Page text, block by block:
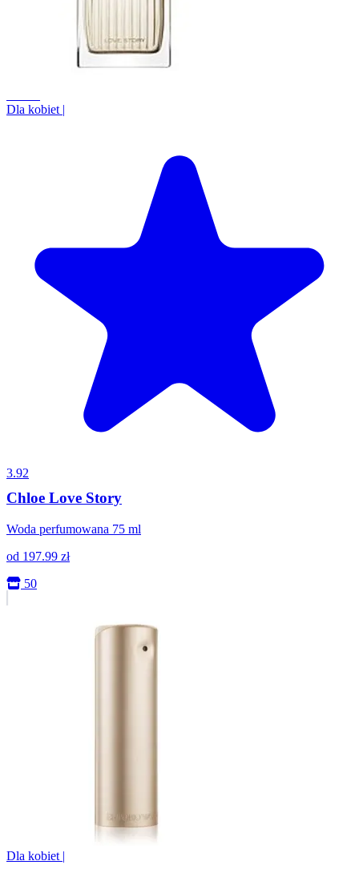
Dla kobiet |
3.92
Chloe Love Story
Woda perfumowana 75 ml
od 197.99 zł
50
Dla kobiet |